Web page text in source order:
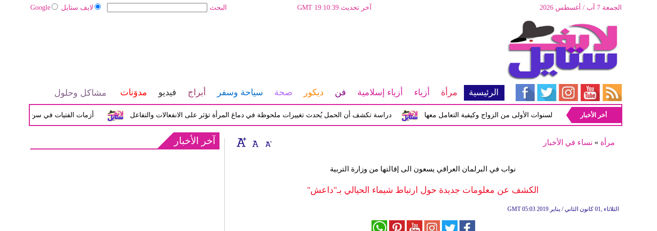
لايف ستايل Google البحث آخر تحديث GMT 19:10:39 الجمعة 7 آب / أغسطس 2026
الرئيسية مرأة أزياء أزياء إسلامية فن ديكور صحة سياحة وسفر أبراج فيديو مدوَنات مشاكل وحلول
أزمات الفتيات في سن المراهقة بين دراسة تكشف أن الحمل يُحدث تغييرات ملحوظة في دماغ المرأة تؤثر على الانفعالات والتفاعل أبرز المشاكل شيوعاً في السنوات الأولى من الزواج وكيفية التعامل معها
أخر الأخبار
مرأة » نساء في الأخبار
نواب في البرلمان العراقي يسعون الى إقالتها من وزارة التربية
الكشف عن معلومات جديدة حول ارتباط شيماء الحيالي بـ"داعش"
GMT 05:03 2019 الثلاثاء ,01 كانون الثاني / يناير
آخر الأخبار